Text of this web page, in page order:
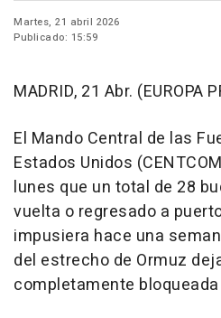
Martes, 21 abril 2026
Publicado: 15:59
MADRID, 21 Abr. (EUROPA
El Mando Central de las
Estados Unidos
lunes que un total de 28
vuelta o regresado a
impusiera hace una
del estrecho de Ormuz
completamente